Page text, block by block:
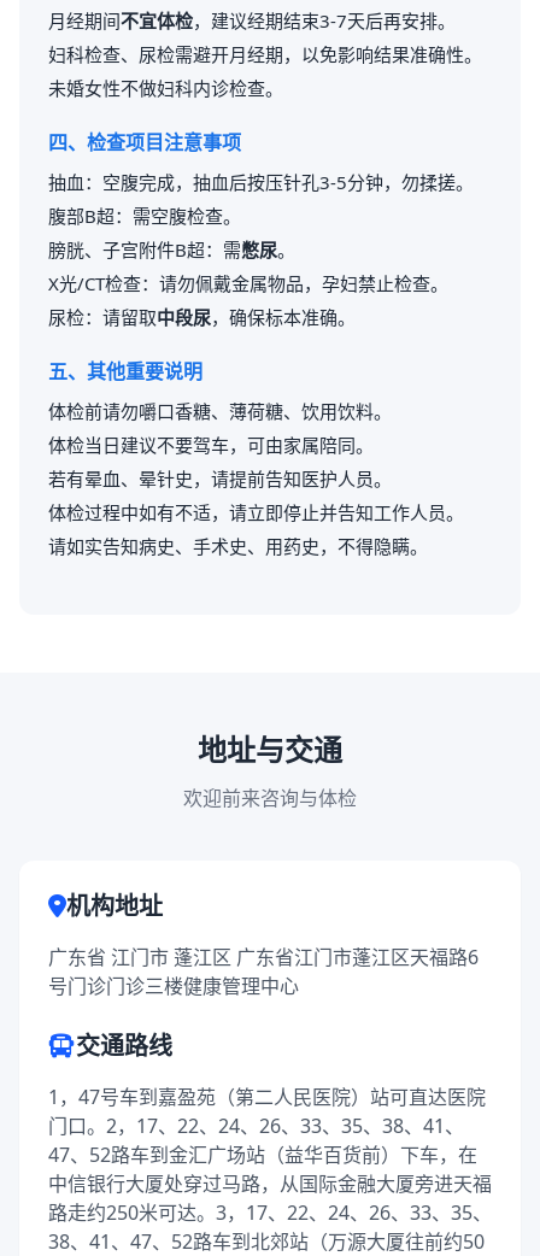
月经期间不宜体检，建议经期结束3-7天后再安排。
妇科检查、尿检需避开月经期，以免影响结果准确性。
未婚女性不做妇科内诊检查。
四、检查项目注意事项
抽血：空腹完成，抽血后按压针孔3-5分钟，勿揉搓。
腹部B超：需空腹检查。
膀胱、子宫附件B超：需憋尿。
X光/CT检查：请勿佩戴金属物品，孕妇禁止检查。
尿检：请留取中段尿，确保标本准确。
五、其他重要说明
体检前请勿嚼口香糖、薄荷糖、饮用饮料。
体检当日建议不要驾车，可由家属陪同。
若有晕血、晕针史，请提前告知医护人员。
体检过程中如有不适，请立即停止并告知工作人员。
请如实告知病史、手术史、用药史，不得隐瞒。
地址与交通
欢迎前来咨询与体检
机构地址
广东省 江门市 蓬江区 广东省江门市蓬江区天福路6
号门诊门诊三楼健康管理中心
交通路线
1，47号车到嘉盈苑（第二人民医院）站可直达医院
门口。2，17、22、24、26、33、35、38、41、
47、52路车到金汇广场站（益华百货前）下车，在
中信银行大厦处穿过马路，从国际金融大厦旁进天福
路走约250米可达。3，17、22、24、26、33、35、
38、41、47、52路车到北郊站（万源大厦往前约50